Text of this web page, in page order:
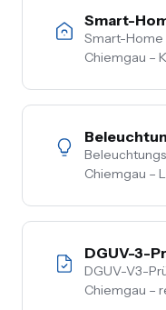
Smart-
Smart-
Chiemgau –
Licht,
Chiemgau –
DGUV-3-
DGUV-V3-
Chiemgau –